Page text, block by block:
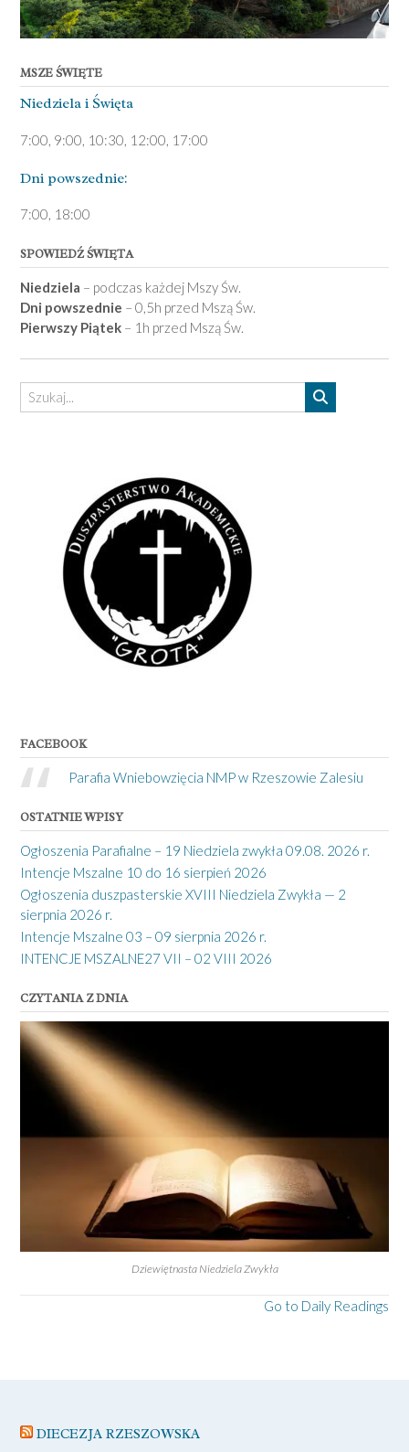
MSZE ŚWIĘTE
Niedziela ­i Święta
7:00, 9:00, 10:30, 12:00, 17:00
Dni pows­zednie:
7­:00, 18:00­
SPOWIEDŹ ŚWIĘTA
Niedziela – podczas każdej Mszy Św.
Dni powszednie – 0,5h przed Mszą Św.
Pierwszy Piątek – 1h przed Mszą Św.
FACEBOOK
Parafia Wniebowzięcia NMP w Rzeszowie Zalesiu
OSTATNIE WPISY
Ogłoszenia Parafialne – 19 Niedziela zwykła 09.08. 2026 r.
Intencje Mszalne 10 do 16 sierpień 2026
Ogłoszenia duszpasterskie XVIII Niedziela Zwykła — 2
sierpnia 2026 r.
Intencje Mszalne 03 – 09 sierpnia 2026 r.
INTENCJE MSZALNE27 VII – 02 VIII 2026
CZYTANIA Z DNIA
Dziewiętnasta Niedziela Zwykła
Go to Daily Readings
DIECEZJA RZESZOWSKA